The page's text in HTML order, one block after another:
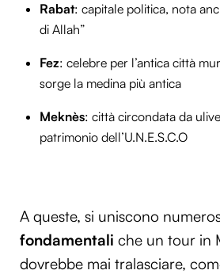
Rabat: capitale politica, nota
di Allah”
Fez: celebre per l’antica città
sorge la medina più antica
Meknès: città circondata da
patrimonio dell’U.N.E.S.C.O
A queste, si uniscono
fondamentali che un tour in
dovrebbe mai tralasciare,